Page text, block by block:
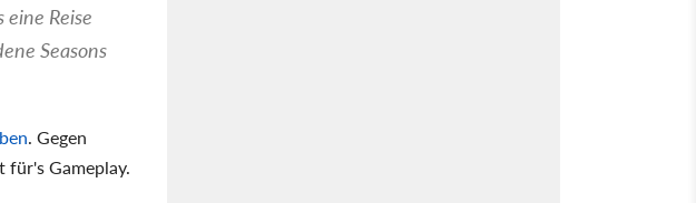
Reise
Seasons
. Gegen
Gameplay.